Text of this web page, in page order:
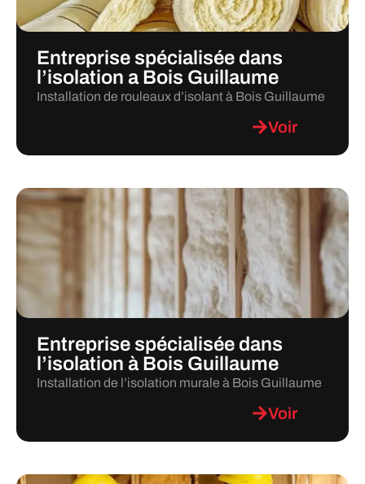
Entreprise spécialisée dans
l’isolation a Bois Guillaume
Installation de rouleaux d’isolant à Bois Guillaume
Voir
Entreprise spécialisée dans
l’isolation à Bois Guillaume
Installation de l’isolation murale à Bois Guillaume
Voir